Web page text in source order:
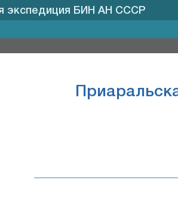
экспедиция БИН АН СССР